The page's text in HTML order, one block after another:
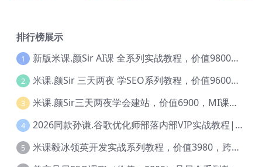
排行榜展示
1 新版米课.颜Sir AI课 全系列实战教程，价值9800，跨境首选！【Ag-0052】
2 米课.颜Sir 三天两夜 学SEO系列教程，价值9600元，跨境人都在学 【Ag-0056】
3 米课.颜Sir三天两夜学会建站，价值6900，MI课甄选课程 【Ag-0055】
4 2026同款孙谦.谷歌优化师部落内部VIP实战教程|价值4999元全网独家解码（官方报名版本）【@034】
5 米课毅冰领英开发实战系列教程，价值3980，跨境必选【Ag-0049】